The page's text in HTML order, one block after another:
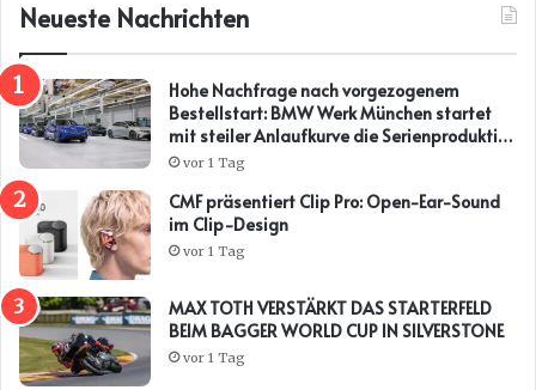
Neueste Nachrichten
Hohe Nachfrage nach vorgezogenem
Bestellstart: BMW Werk München startet
mit steiler Anlaufkurve die Serienproduktion
des BMW i3*
vor 1 Tag
CMF präsentiert Clip Pro: Open-Ear-Sound
im Clip-Design
vor 1 Tag
MAX TOTH VERSTÄRKT DAS STARTERFELD
BEIM BAGGER WORLD CUP IN SILVERSTONE
vor 1 Tag